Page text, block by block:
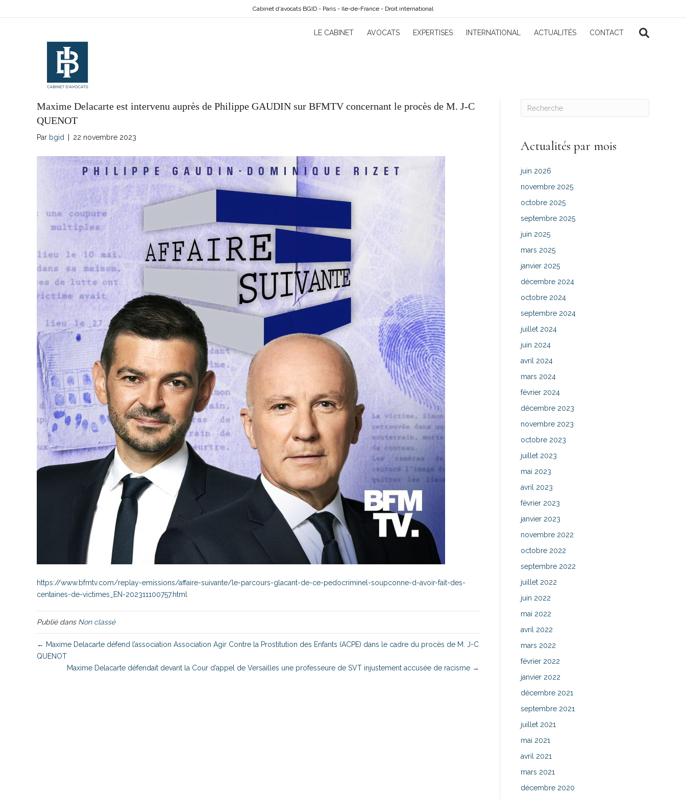
Cabinet d'avocats BGID - Paris - Ile-de-France - Droit international
LE CABINET AVOCATS EXPERTISES INTERNATIONAL ACTUALITÉS CONTACT
Maxime Delacarte est intervenu auprès de Philippe GAUDIN sur BFMTV concernant le procès de M. J-C
QUENOT
Par bgid 22 novembre 2023
https://www.bfmtv.com/replay-emissions/affaire-suivante/le-parcours-glacant-de-ce-pedocriminel-soupconne-d-avoir-fait-des-
centaines-de-victimes_EN-202311100757.html
Publié dans Non classé
← Maxime Delacarte défend l’association Association Agir Contre la Prostitution des Enfants (ACPE) dans le cadre du procès de M. J-C
QUENOT
Maxime Delacarte défendait devant la Cour d’appel de Versailles une professeure de SVT injustement accusée de racisme →
Actualités par mois
juin 2026
novembre 2025
octobre 2025
septembre 2025
juin 2025
mars 2025
janvier 2025
décembre 2024
octobre 2024
septembre 2024
juillet 2024
juin 2024
avril 2024
mars 2024
février 2024
décembre 2023
novembre 2023
octobre 2023
juillet 2023
mai 2023
avril 2023
février 2023
janvier 2023
novembre 2022
octobre 2022
septembre 2022
juillet 2022
juin 2022
mai 2022
avril 2022
mars 2022
février 2022
janvier 2022
décembre 2021
septembre 2021
juillet 2021
mai 2021
avril 2021
mars 2021
décembre 2020